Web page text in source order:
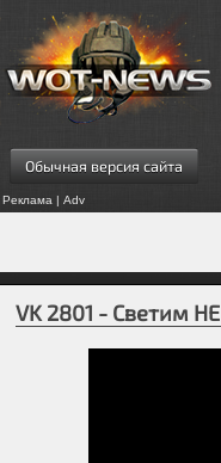
Обычная версия сайта
Реклама | Adv
VK 2801 - Светим